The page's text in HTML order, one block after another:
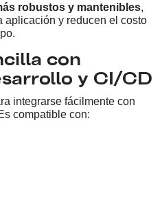
robustos y mantenibles,
aplicación y reducen el costo
con
y CI/CD
integrarse fácilmente con
compatible con: